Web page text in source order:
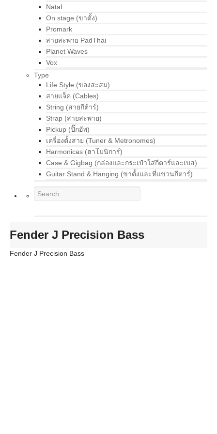
Natal
On stage (ขาตั้ง)
Promark
สายสะพาย PadThai
Planet Waves
Vox
Type
Life Style (ของสะสม)
สายแจ็ค (Cables)
String (สายกีต้าร์)
Strap (สายสะพาย)
Pickup (ปิ๊กอัพ)
เครื่องตั้งสาย (Tuner & Metronomes)
Harmonicas (ฮาโมนิการ์)
Case & Gigbag (กล่องและกระเป๋าใส่กีตาร์และเบส)
Guitar Stand & Hanging (ขาตั้งและที่แขวนกีตาร์)
Fender J Precision Bass
Fender J Precision Bass